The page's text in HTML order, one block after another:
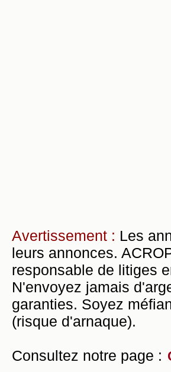
Avertissement : Les
leurs annonces.
responsable de litiges
N'envoyez jamais
garanties. Soyez
(risque d'arnaque).
Consultez notre page :